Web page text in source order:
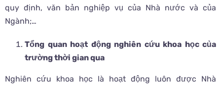
quy định, văn bản nghiệp vụ của Nhà nước và của
Ngành;…
Tổng quan hoạt động nghiên cứu khoa học của
trường thời gian qua
Nghiên cứu khoa học là hoạt động luôn được Nhà